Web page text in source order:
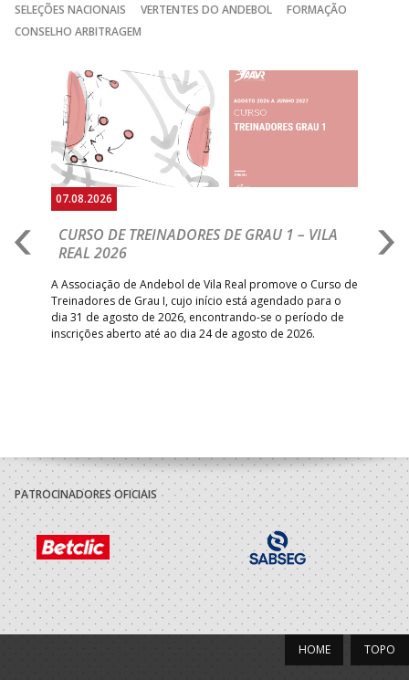
SELEÇÕES NACIONAIS
VERTENTES DO ANDEBOL
FORMAÇÃO
CONSELHO ARBITRAGEM
07.08.2026
CURSO DE TREINADORES DE GRAU 1 – VILA
REAL 2026
A Associação de Andebol de Vila Real promove o Curso de
Treinadores de Grau I, cujo início está agendado para o
dia 31 de agosto de 2026, encontrando-se o período de
inscrições aberto até ao dia 24 de agosto de 2026.
Anterior
PATROCINADORES OFICIAIS
TOPO
HOME